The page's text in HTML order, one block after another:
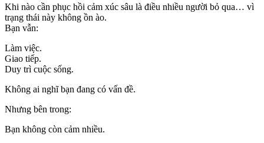
Khi nào cần phục hồi cảm xúc sâu là điều nhiều người bỏ qua… vì
trạng thái này không ồn ào.
Bạn vẫn:
Làm việc.
Giao tiếp.
Duy trì cuộc sống.
Không ai nghĩ bạn đang có vấn đề.
Nhưng bên trong:
Bạn không còn cảm nhiều.